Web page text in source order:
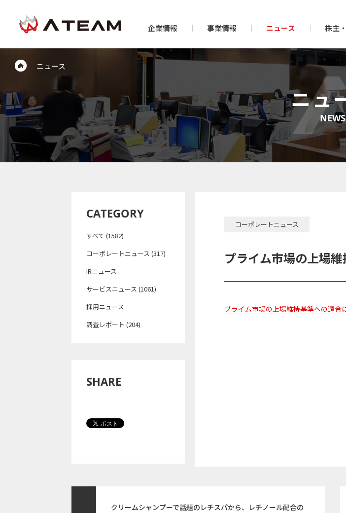
企業情報 事業情報 ニュース 株主
ニュース
ニュ
NEWS
CATEGORY
すべて (1582)
コーポレートニュース (317)
IRニュース
サービスニュース (1061)
採用ニュース
調査レポート (204)
SHARE
コーポレートニュース
プライム市場の上場
プライム市場の上場維持基準への適合
クリームシャンプーで話題のレチスパから、レチノール配合の